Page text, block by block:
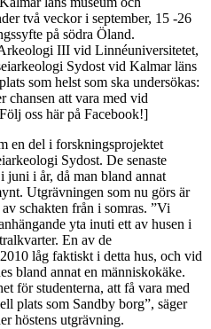
två veckor i september, 15 -26
på södra Öland.
III vid Linnéuniversitetet,
Sydost vid Kalmar läns
som helst som ska undersökas:
chansen att vara med vid
oss här på Facebook!]
en del i forskningsprojektet
Sydost. De senaste
juni i år, då man bland annat
Utgrävningen som nu görs är
schakten från i somras. ”Vi
yta inuti ett av husen i
En av de
låg faktiskt i detta hus, och vid
bland annat en människokäke.
för studenterna, att få vara med
plats som Sandby borg”, säger
höstens utgrävning.